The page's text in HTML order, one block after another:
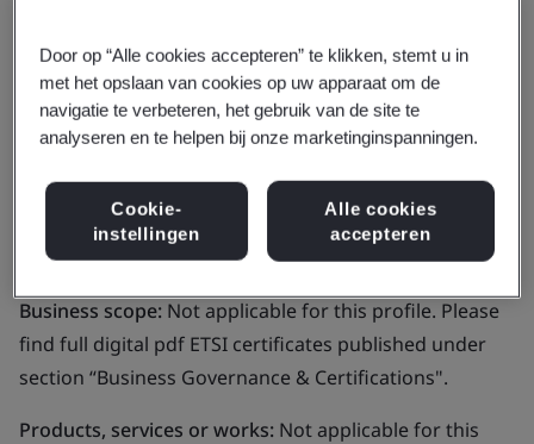
DigiCert Europe Belgium
BV
Business scope: Not applicable for this profile. Please
find full digital pdf ETSI certificates published under
section “Business Governance & Certifications".
Products, services or works: Not applicable for this
Door op “Alle cookies accepteren” te klikken, stemt u in
met het opslaan van cookies op uw apparaat om de
navigatie te verbeteren, het gebruik van de site te
analyseren en te helpen bij onze marketinginspanningen.
Cookie-
instellingen
Alle cookies
accepteren